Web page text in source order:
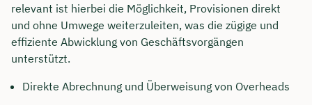
relevant ist hierbei die Möglichkeit, Provisionen direkt
und ohne Umwege weiterzuleiten, was die zügige und
effiziente Abwicklung von Geschäftsvorgängen
unterstützt.
Direkte Abrechnung und Überweisung von Overheads